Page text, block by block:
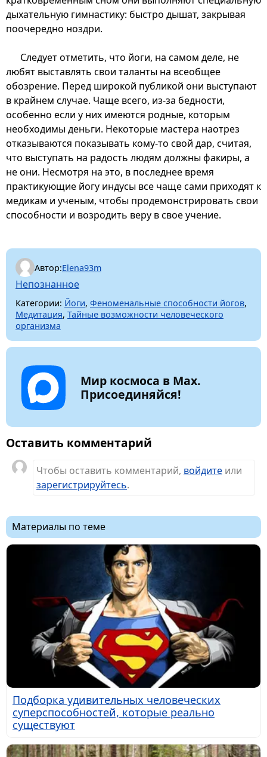
дыхательную гимнастику: быстро дышат, закрывая
поочередно ноздри.
Следует отметить, что йоги, на самом деле, не
любят выставлять свои таланты на всеобщее
обозрение. Перед широкой публикой они выступают
в крайнем случае. Чаще всего, из-за бедности,
особенно если у них имеются родные, которым
необходимы деньги. Некоторые мастера наотрез
отказываются показывать кому-то свой дар, считая,
что выступать на радость людям должны факиры, а
не они. Несмотря на это, в последнее время
практикующие йогу индусы все чаще сами приходят к
медикам и ученым, чтобы продемонстрировать свои
способности и возродить веру в свое учение.
Автор:Elena93m
Непознанное
Категории: Йоги, Феноменальные способности йогов,
Медитация, Тайные возможности человеческого
организма
Мир космоса в Max.
Присоединяйся!
Оставить комментарий
Чтобы оставить комментарий, войдите или
зарегистрируйтесь.
Материалы по теме
Подборка удивительных человеческих
суперспособностей, которые реально
существуют